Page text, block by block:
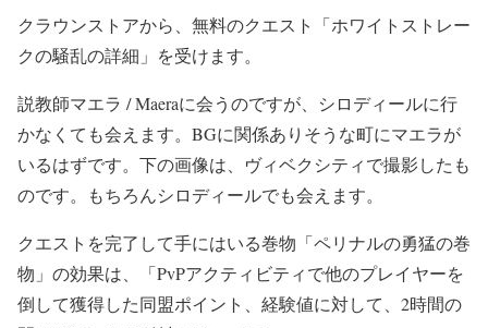
クラウンストアから、無料のクエスト「ホワイトストレー
クの騒乱の詳細」を受けます。
説教師マエラ / Maeraに会うのですが、シロディールに行
かなくても会えます。BGに関係ありそうな町にマエラが
いるはずです。下の画像は、ヴィベクシティで撮影したも
のです。もちろんシロディールでも会えます。
クエストを完了して手にはいる巻物「ペリナルの勇猛の巻
物」の効果は、「PvPアクティビティで他のプレイヤーを
倒して獲得した同盟ポイント、経験値に対して、2時間の